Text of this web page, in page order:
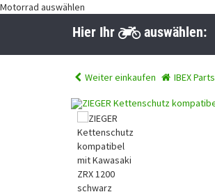
Motorrad auswählen
Hier Ihr auswählen:
Weiter einkaufen IBEX Parts